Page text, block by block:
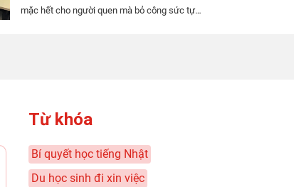
mặc hết cho người quen mà bỏ công sức tự
Từ khóa
Bí quyết học tiếng Nhật
Du học sinh đi xin việc